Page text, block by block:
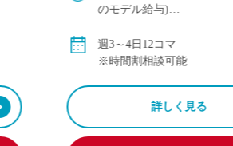
のモデル給与)
※教員経験年数により変動
交通費別途全額支給
週3～4日12コマ
※時間割相談可能
詳しく見る